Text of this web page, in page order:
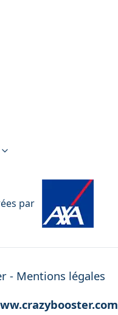
par
- Mentions légales